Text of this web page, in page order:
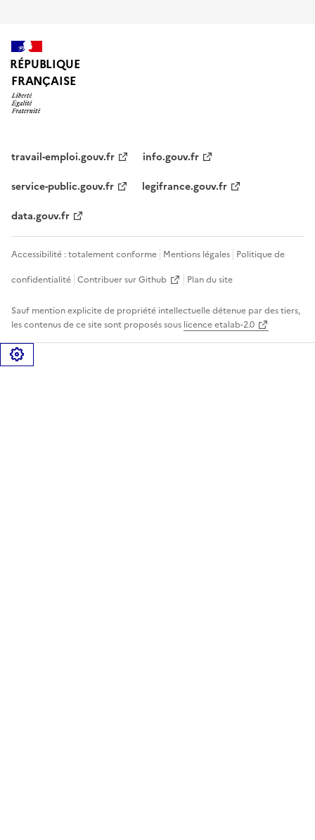
RÉPUBLIQUE
FRANÇAISE
travail-emploi.gouv.fr
info.gouv.fr
service-public.gouv.fr
legifrance.gouv.fr
data.gouv.fr
Accessibilité : totalement conforme Mentions légales Politique de
confidentialité Contribuer sur Github Plan du site
Sauf mention explicite de propriété intellectuelle détenue par des tiers,
les contenus de ce site sont proposés sous licence etalab-2.0
Gérer les cookies